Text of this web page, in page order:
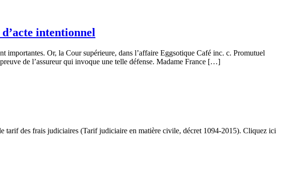
intentionnel
importantes. Or, la Cour supérieure, dans l’affaire Eggsotique Café inc. c. Promutuel
de l’assureur qui invoque une telle défense. Madame France […]
tarif des frais judiciaires (Tarif judiciaire en matière civile, décret 1094-2015). Cliquez ici